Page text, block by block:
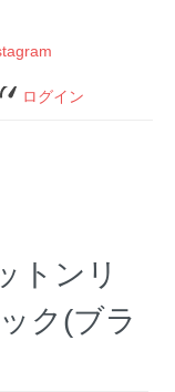
ログイン
トンリ
ク(ブラ